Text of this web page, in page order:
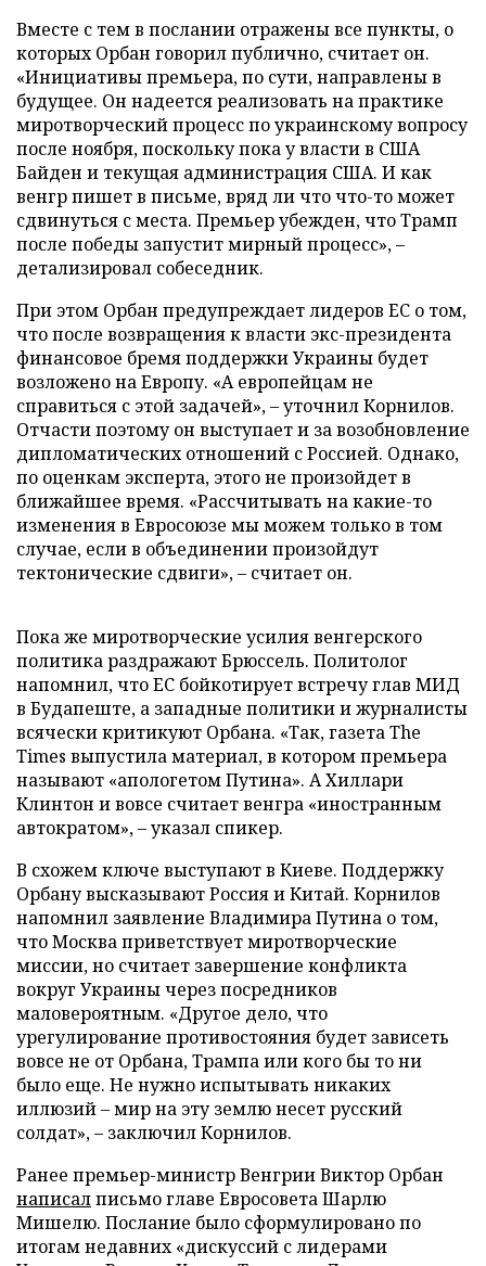
Вместе с тем в послании отражены все пункты, о
которых Орбан говорил публично, считает он.
«Инициативы премьера, по сути, направлены в
будущее. Он надеется реализовать на практике
миротворческий процесс по украинскому вопросу
после ноября, поскольку пока у власти в США
Байден и текущая администрация США. И как
венгр пишет в письме, вряд ли что что-то может
сдвинуться с места. Премьер убежден, что Трамп
после победы запустит мирный процесс», –
детализировал собеседник.
При этом Орбан предупреждает лидеров ЕС о том,
что после возвращения к власти экс-президента
финансовое бремя поддержки Украины будет
возложено на Европу. «А европейцам не
справиться с этой задачей», – уточнил Корнилов.
Отчасти поэтому он выступает и за возобновление
дипломатических отношений с Россией. Однако,
по оценкам эксперта, этого не произойдет в
ближайшее время. «Рассчитывать на какие-то
изменения в Евросоюзе мы можем только в том
случае, если в объединении произойдут
тектонические сдвиги», – считает он.
Пока же миротворческие усилия венгерского
политика раздражают Брюссель. Политолог
напомнил, что ЕС бойкотирует встречу глав МИД
в Будапеште, а западные политики и журналисты
всячески критикуют Орбана. «Так, газета The
Times выпустила материал, в котором премьера
называют «апологетом Путина». А Хиллари
Клинтон и вовсе считает венгра «иностранным
автократом», – указал спикер.
В схожем ключе выступают в Киеве. Поддержку
Орбану высказывают Россия и Китай. Корнилов
напомнил заявление Владимира Путина о том,
что Москва приветствует миротворческие
миссии, но считает завершение конфликта
вокруг Украины через посредников
маловероятным. «Другое дело, что
урегулирование противостояния будет зависеть
вовсе не от Орбана, Трампа или кого бы то ни
было еще. Не нужно испытывать никаких
иллюзий – мир на эту землю несет русский
солдат», – заключил Корнилов.
Ранее премьер-министр Венгрии Виктор Орбан
написалписьмо главе Евросовета Шарлю
Мишелю. Послание было сформулировано по
итогам недавних «дискуссий с лидерами